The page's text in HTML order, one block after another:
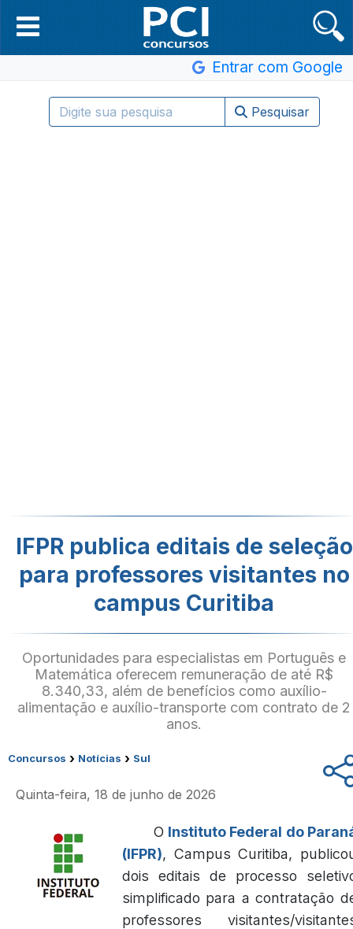
Entrar com Google
Pesquisar
IFPR publica editais de seleção
para professores visitantes no
campus Curitiba
Oportunidades para especialistas em Português e
Matemática oferecem remuneração de até R$
8.340,33, além de benefícios como auxílio-
alimentação e auxílio-transporte com contrato de 2
anos.
Concursos › Notícias › Sul
Quinta-feira, 18 de junho de 2026
O Instituto Federal do
(IFPR), Campus Curitiba,
dois editais de processo
simplificado para a contratação
professores visitantes/